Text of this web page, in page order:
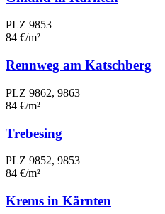
PLZ 9853
84 €/m²
Rennweg am Katschberg
PLZ 9862, 9863
84 €/m²
Trebesing
PLZ 9852, 9853
84 €/m²
Krems in Kärnten